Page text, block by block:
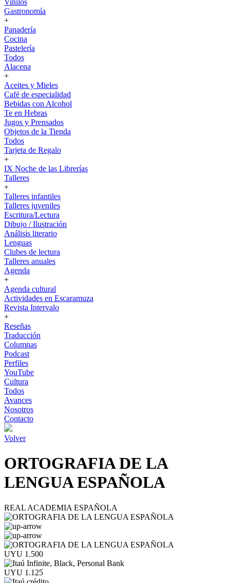
Vinilos
Gastronomía
+
Panadería
Cocina
Pastelería
Todos
Alacena
+
Aceites y Mieles
Café de especialidad
Bebidas con Alcohol
Te en Hebras
Jugos y Prensados
Objetos de la Tienda
Todos
Tarjeta de Regalo
+
IX Noche de las Librerías
Talleres
+
Talleres infantiles
Talleres juveniles
Escritura/Lectura
Dibujo / Ilustración
Análisis literario
Lenguas
Clubes de lectura
Talleres anuales
Agenda
+
Agenda cultural
Actividades en Escaramuza
Revista Intervalo
+
Reseñas
Traducción
Columnas
Podcast
Perfiles
YouTube
Cultura
Todos
Avances
Nosotros
Contacto
Volver
ORTOGRAFIA DE LA
LENGUA ESPAÑOLA
REAL ACADEMIA ESPAÑOLA
UYU 1.500
UYU 1.125